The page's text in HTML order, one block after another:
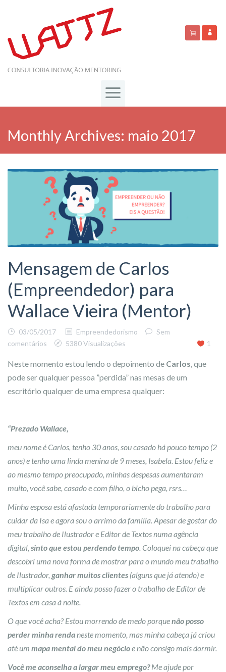
Monthly Archives: maio 2017
Mensagem de Carlos
(Empreendedor) para
Wallace Vieira (Mentor)
03/05/2017 Empreendedorismo
Sem
comentários
5380 Visualizações 1
Neste momento estou lendo o depoimento de Carlos , que
pode ser qualquer pessoa ”perdida” nas mesas de um
escritório qualquer de uma empresa qualquer:
“Prezado Wallace,
meu nome é Carlos, tenho 30 anos, sou casado há pouco tempo (2
anos) e tenho uma linda menina de 9 meses, Isabela. Estou feliz e
ao mesmo tempo preocupado, minhas despesas aumentaram
muito, você sabe, casado e com filho, o bicho pega, rsrs…
Minha esposa está afastada temporariamente do trabalho para
cuidar da Isa e agora sou o arrimo da família. Apesar de gostar do
meu trabalho de Ilustrador e Editor de Textos numa agência
digital, sinto que estou perdendo tempo . Coloquei na cabeça que
descobri uma nova forma de mostrar para o mundo meu trabalho
de Ilustrador, ganhar muitos clientes (alguns que já atendo) e
multiplicar outros. E ainda posso fazer o trabalho de Editor de
Textos em casa à noite.
O que você acha? Estou morrendo de medo porquenão posso
perder minha renda neste momento, mas minha cabeça já criou
até um mapa mental do meu negócioe não consigo mais dormir.
Você me aconselha a largar meu emprego?Me ajude por